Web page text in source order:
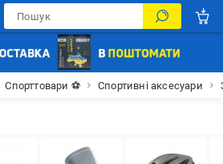
Спорттовари ⚽ Спортивні аксесуари